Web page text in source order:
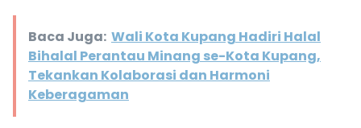
Baca Juga: Wali Kota Kupang Hadiri Halal
Bihalal Perantau Minang se-Kota Kupang,
Tekankan Kolaborasi dan Harmoni
Keberagaman